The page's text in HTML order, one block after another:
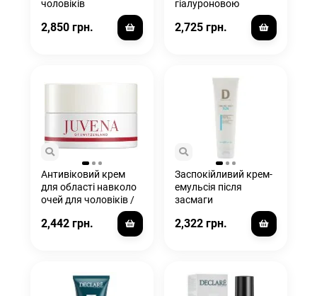
чоловіків
2,850 грн.
гіалуроновою
кислотою та алое
2,725 грн.
Антивіковий крем
для області навколо
очей для чоловіків /
Superior Overall Anti-
Age Eye Cream
2,442 грн.
Заспокійливий крем-
емульсія після
засмаги
2,322 грн.